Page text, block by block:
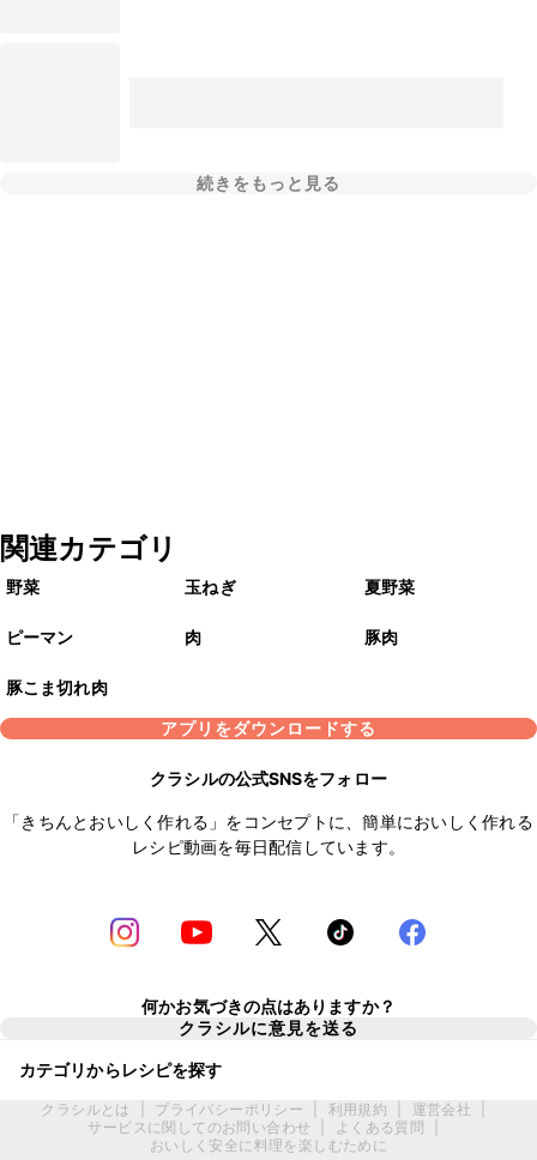
続きをもっと見る
関連カテゴリ
野菜 玉ねぎ 夏野菜
ピーマン 肉 豚肉
豚こま切れ肉
アプリをダウンロードする
クラシルの公式SNSをフォロー
「きちんとおいしく作れる」をコンセプトに、簡単においしく作れる
レシピ動画を毎日配信しています。
何かお気づきの点はありますか？
クラシルに意見を送る
カテゴリからレシピを探す
クラシルとは プライバシーポリシー 利用規約 運営会社
サービスに関してのお問い合わせ
よくある質問
おいしく安全に料理を楽しむために